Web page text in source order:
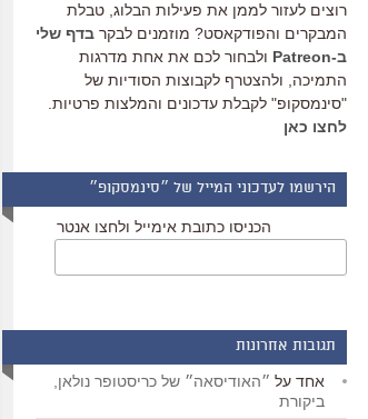
רוצים לעזור לממן את פעילות הבלוג, טבלת
המבקרים והפודקאסט? מוזמנים לבקר בדף שלי
ב-Patreon
ולבחור לכם את אחת מדרגות
התמיכה, ולהצטרף לקבוצות הסודיות של
"סינמסקופ" לקבלת עדכונים והמלצות פרטיות.
לחצו כאן
הירשמו לעדכוני המייל של ״סינמסקופ״
הכניסו כתובת אימייל ולחצו אנטר
תגובות אחרונות
אחד על ״האודיסאה״ של כריסטופר נולאן,
ביקורת